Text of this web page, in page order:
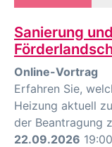
Sanierung
Online-Vortrag
Erfahren Sie,
Heizung aktuell
der Beantragung
22.09.2026